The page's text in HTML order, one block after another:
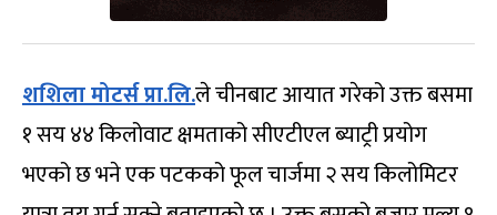
शशिला मोटर्स प्रा.लि.ले चीनबाट आयात गरेको उक्त बसमा
१ सय ४४ किलोवाट क्षमताको सीएटीएल ब्याट्री प्रयोग
भएको छ भने एक पटकको फूल चार्जमा २ सय किलोमिटर